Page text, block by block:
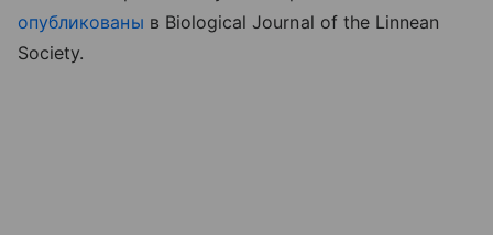
опубликованы в Biological Journal of the Linnean
Society.